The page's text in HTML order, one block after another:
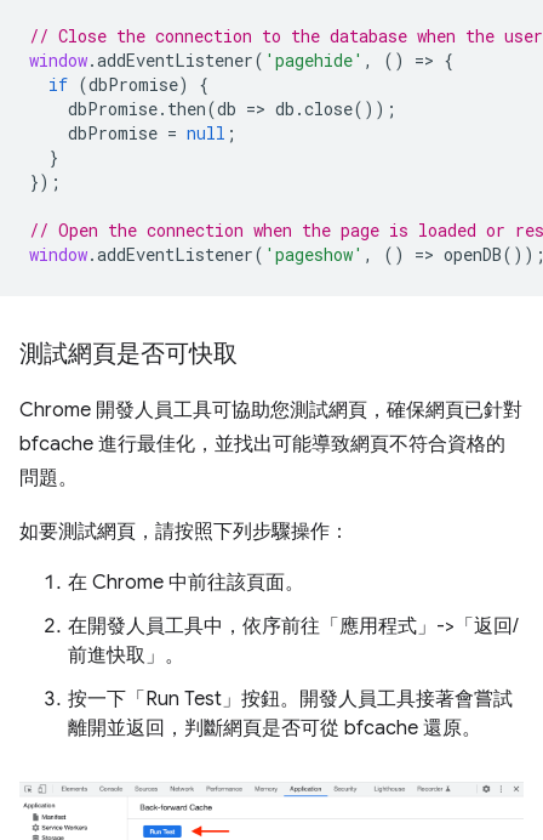
// Close the connection to the database when the
window.addEventListener( 'pagehide' , () => {
if (dbPromise)
{
dbPromise. then(db => db .close());
dbPromise = null ;
}
});
// Open the connection when the page is loaded or
window.addEventListener( 'pageshow' , () => openDB
測試網頁是否可快取
Chrome 開發人員工具可協助您測試網頁，確保網頁已針對
bfcache 進行最佳化，並找出可能導致網頁不符合資格的
問題。
如要測試網頁，請按照下列步驟操作：
在 Chrome 中前往該頁面。
在開發人員工具中，依序前往「應用程式」 ->「返回/
前進快取」 。
按一下「Run Test」 按鈕。開發人員工具接著會嘗試
離開並返回，判斷網頁是否可從 bfcache 還原。